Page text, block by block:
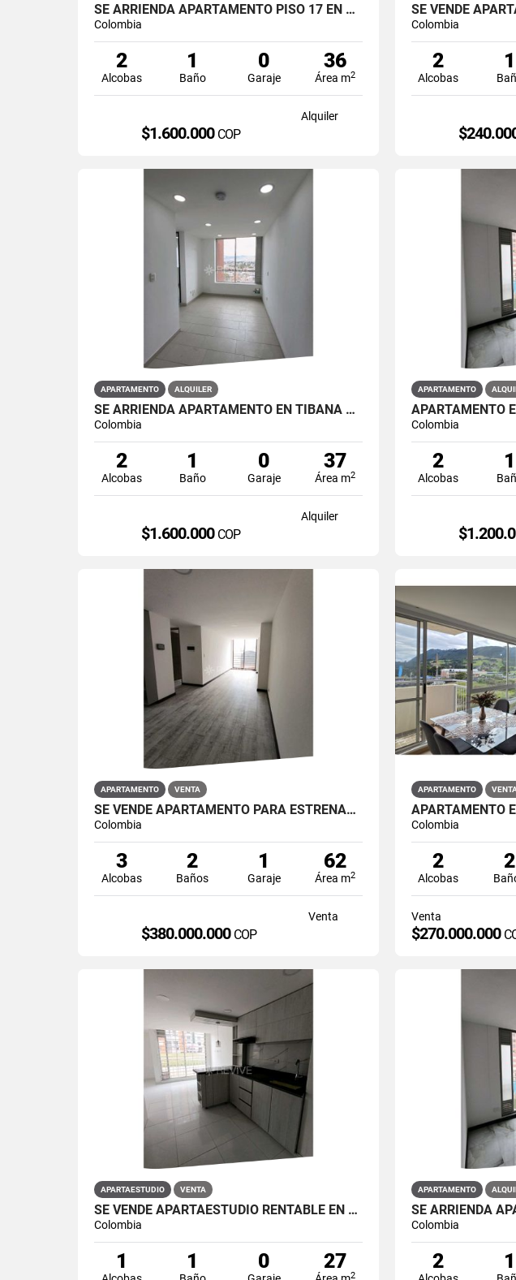
SE ARRIENDA APARTAMENTO PISO 17 EN PRIMAVERA 6-39 PUENTE ARANDA
Colombia
2
Alcobas
1
Baño
0
Garaje
36
Área m2
Alquiler
$1.600.000 COP
Colombia
2
Alcobas
1
APARTAMENTO ALQUILER
SE ARRIENDA APARTAMENTO EN TIBANA OUENTE ARANDA CONJUNTO OPORTO
Colombia
2
Alcobas
1
Baño
0
Garaje
37
Área m2
Alquiler
$1.600.000 COP
APARTAMENTO
Colombia
2
Alcobas
1
APARTAMENTO VENTA
SE VENDE APARTAMENTO PARA ESTRENAR EN RESTREPO ANTONIO NARIÑO
Colombia
3
Alcobas
2
Baños
1
Garaje
62
Área m2
Venta
$380.000.000 COP
APARTAMENTO VENTA
Colombia
2
Alcobas
2
Venta
$270.000.000
APARTAESTUDIO VENTA
SE VENDE APARTAESTUDIO RENTABLE EN PRIMAVERA 6-39 ET 2
Colombia
1 1 0 27
2
APARTAMENTO
Colombia
2 1